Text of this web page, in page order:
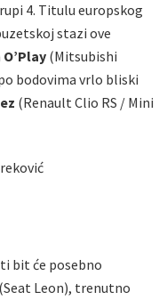
4. Titulu europskog
stazi ove
O’Play (Mitsubishi
bodovima vrlo bliski
(Renault Clio RS / Mini
bit će posebno
(Seat Leon), trenutno